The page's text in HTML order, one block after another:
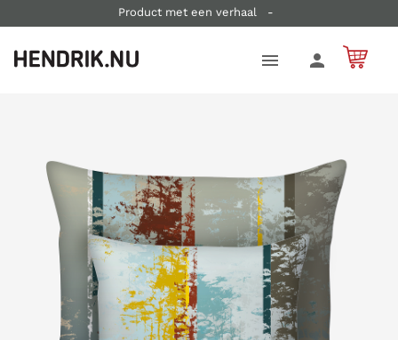
Product met een verhaal-
Je koopt direct bij de ontwerper-